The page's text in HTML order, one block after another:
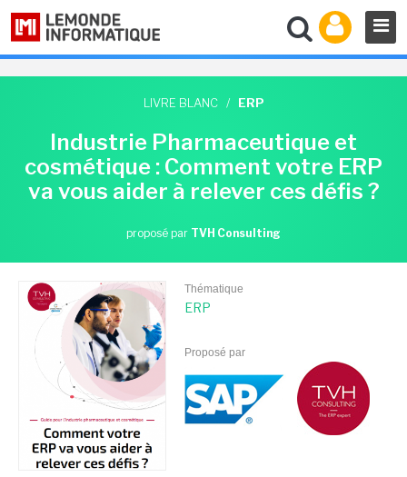
LIVRE BLANC / ERP
Industrie Pharmaceutique et
cosmétique : Comment votre ERP
va vous aider à relever ces défis ?
proposé par TVH Consulting
Thématique
ERP
Proposé par